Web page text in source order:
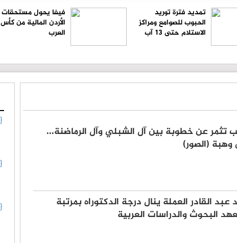
تمديد فترة توريد
الحبوب للصوامع ومراكز
الاستلام حتى 13 آب
فيفا يحول مستحقات
الأردن المالية من كأس
العرب
تثمر عن خطوبة بين آل الشبلي وآل الرماضنة...
(الصور)
عبد القادر العملة ينال درجة الدكتوراه بمرتبة
البحوث والدراسات العربية